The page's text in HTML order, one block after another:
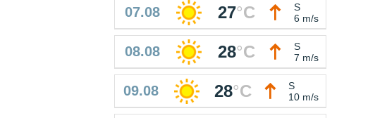
07.08 27°C
S
6 m/s
08.08 28°C
S
7 m/s
09.08 28°C
S
10 m/s